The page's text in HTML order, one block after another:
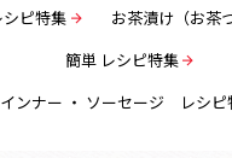
ピ特集
お茶漬け（お茶
簡単 レシピ特集
ンナー ・ ソーセージ レシピ